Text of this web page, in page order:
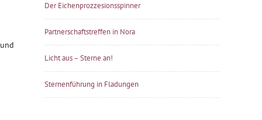
Der Eichenprozzesionsspinner
Partnerschaftstreffen in Nora
Licht aus – Sterne an!
Sternenführung in Fladungen